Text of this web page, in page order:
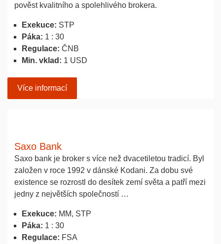
Více informací
pověst kvalitního a spolehlivého brokera.
Exekuce: STP
Páka: 1 : 30
Regulace: ČNB
Min. vklad: 1 USD
Saxo Bank
Saxo bank je broker s více než dvacetiletou tradicí. Byl
založen v roce 1992 v dánské Kodani. Za dobu své
existence se rozrostl do desítek zemí světa a patří mezi
jedny z největších společností …
Exekuce: MM, STP
Páka: 1 : 30
Regulace: FSA